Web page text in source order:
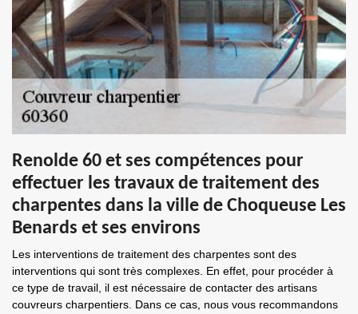
Renolde 60 et ses compétences pour
effectuer les travaux de traitement des
charpentes dans la ville de Choqueuse Les
Benards et ses environs
Les interventions de traitement des charpentes sont des
interventions qui sont très complexes. En effet, pour procéder à
ce type de travail, il est nécessaire de contacter des artisans
couvreurs charpentiers. Dans ce cas, nous vous recommandons